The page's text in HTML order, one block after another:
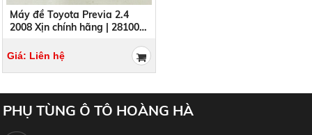
Máy đề Toyota Previa 2.4
2008 Xịn chính hãng | 28100-
Giá: Liên hệ
PHỤ TÙNG Ô TÔ HOÀNG HÀ